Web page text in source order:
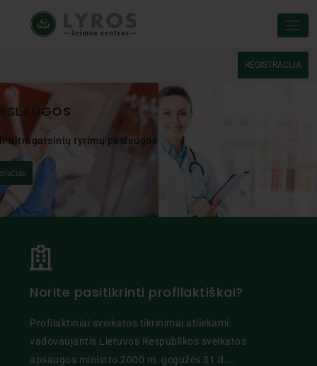
REGISTRACIJA
Skaityti plačiau
Norite pasitikrinti profilaktiškai?
Profilaktiniai sveikatos tikrinimai atliekami
vadovaujantis Lietuvos Respublikos sveikatos
apsaugos ministro 2000 m. gegužės 31 d.…